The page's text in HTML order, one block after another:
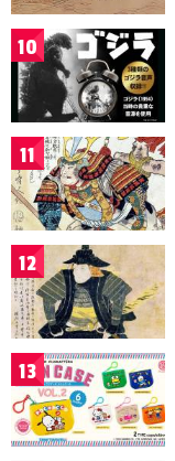
10
11
12
13